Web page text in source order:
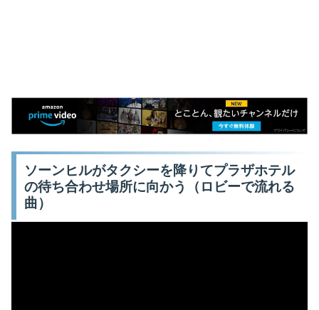
ソーンヒルがタクシーを降りてプラザホテル
の待ち合わせ場所に向かう（ロビーで流れる
曲）